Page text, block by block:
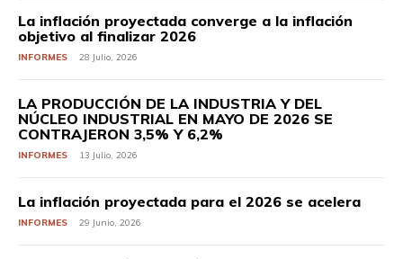
La inflación proyectada converge a la inflación
objetivo al finalizar 2026
INFORMES 28 Julio, 2026
LA PRODUCCIÓN DE LA INDUSTRIA Y DEL
NÚCLEO INDUSTRIAL EN MAYO DE 2026 SE
CONTRAJERON 3,5% Y 6,2%
INFORMES 13 Julio, 2026
La inflación proyectada para el 2026 se acelera
INFORMES 29 Junio, 2026